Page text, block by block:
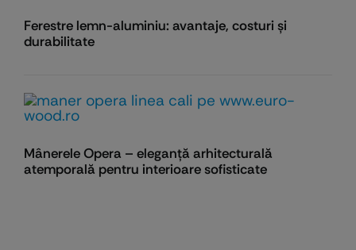
Ferestre lemn-aluminiu: avantaje, costuri și
durabilitate
Mânerele Opera – eleganță arhitecturală
atemporală pentru interioare sofisticate